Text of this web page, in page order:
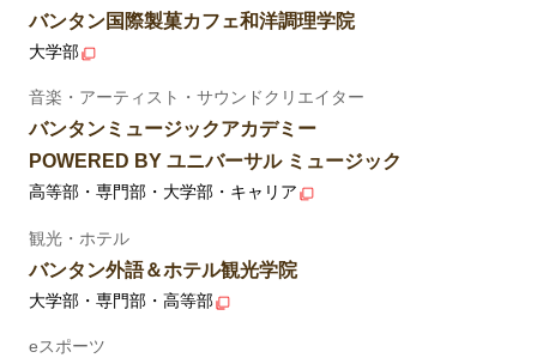
バンタン国際製菓カフェ和洋調理学院
大学部
音楽・アーティスト・サウンドクリエイター
バンタンミュージックアカデミー
POWERED BY ユニバーサル ミュージック
高等部・専門部・大学部・キャリア
観光・ホテル
バンタン外語＆ホテル観光学院
大学部・専門部・高等部
eスポーツ